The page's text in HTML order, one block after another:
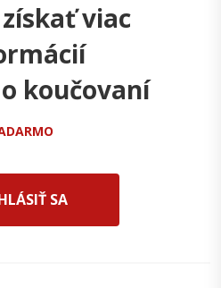
viac
koučovaní
SA